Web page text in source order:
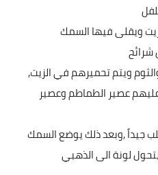
مشروب وحلا
مشروبات
حلويات
مواضيع ست البيت
ويقلى فيها السمك
ويتم تحميرهم في الزيت,
عصير الطماطم وعصير
جيداً ,وبعد ذلك يوضع السمك
لونة الى الذهبي